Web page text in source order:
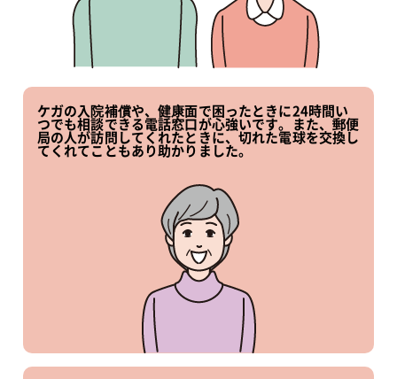
ケガの入院補償や、健康面で困ったときに24時間い
つでも相談できる電話窓口が心強いです。また、郵便
局の人が訪問してくれたときに、切れた電球を交換し
てくれてこともあり助かりました。